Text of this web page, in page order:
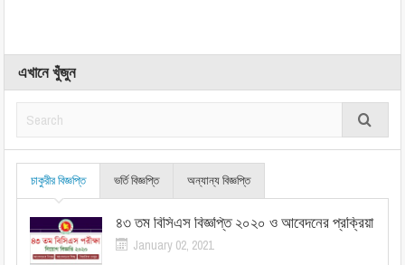
এখানে খুঁজুন
চাকুরীর বিজ্ঞপ্তি ভর্তি বিজ্ঞপ্তি অন্যান্য বিজ্ঞপ্তি
৪৩ তম বিসিএস বিজ্ঞপ্তি ২০২০ ও আবেদনের প্রক্রিয়া
January 02, 2021